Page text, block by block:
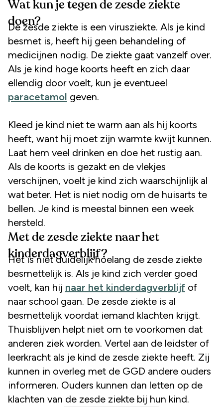
Wat kun je tegen de zesde ziekte
doen?
De zesde ziekte is een virusziekte. Als je kind
besmet is, heeft hij geen behandeling of
medicijnen nodig. De ziekte gaat vanzelf over.
Als je kind hoge koorts heeft en zich daar
ellendig door voelt, kun je eventueel
paracetamol geven.
Kleed je kind niet te warm aan als hij koorts
heeft, want hij moet zijn warmte kwijt kunnen.
Laat hem veel drinken en doe het rustig aan.
Als de koorts is gezakt en de vlekjes
verschijnen, voelt je kind zich waarschijnlijk al
wat beter. Het is niet nodig om de huisarts te
bellen. Je kind is meestal binnen een week
hersteld.
Met de zesde ziekte naar het
kinderdagverblijf?
Het is niet duidelijk hoelang de zesde ziekte
besmettelijk is. Als je kind zich verder goed
voelt, kan hij naar het kinderdagverblijf of
naar school gaan. De zesde ziekte is al
besmettelijk voordat iemand klachten krijgt.
Thuisblijven helpt niet om te voorkomen dat
anderen ziek worden. Vertel aan de leidster of
leerkracht als je kind de zesde ziekte heeft. Zij
kunnen in overleg met de GGD andere ouders
informeren. Ouders kunnen dan letten op de
klachten van de zesde ziekte bij hun kind.